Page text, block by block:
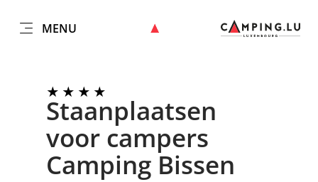
MENU
NL
Staanplaatsen
voor campers
Camping Bissen
Nemen
Aantal gasten